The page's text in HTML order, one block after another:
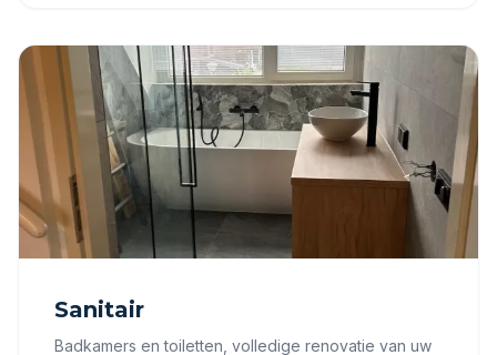
Sanitair
Badkamers en toiletten, volledige renovatie van uw